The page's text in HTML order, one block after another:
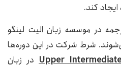
کند.
در موسسه زبان الیت لینگو
شرط شرکت در این دوره‌ها
Upper Intermediateدر زبان